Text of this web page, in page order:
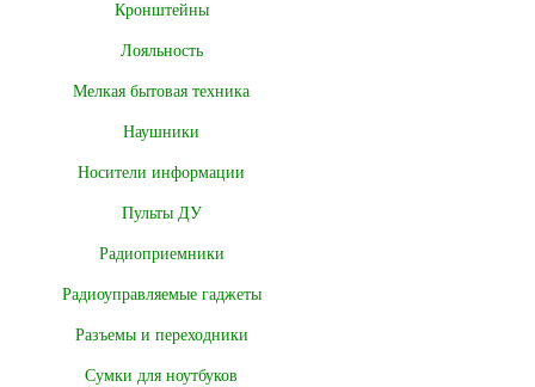
Кронштейны
Лояльность
Мелкая бытовая техника
Наушники
Носители информации
Пульты ДУ
Радиоприемники
Радиоуправляемые гаджеты
Разъемы и переходники
Сумки для ноутбуков